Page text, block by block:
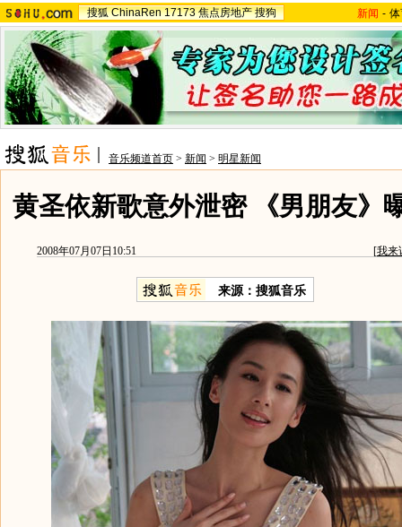
搜狐 ChinaRen 17173 焦点房地产 搜狗 新闻 -
音乐频道首页 > 新闻 > 明星新闻
黄圣依新歌意外泄密 《男朋友》
2008年07月07日10:51 [我来
来源：搜狐音乐